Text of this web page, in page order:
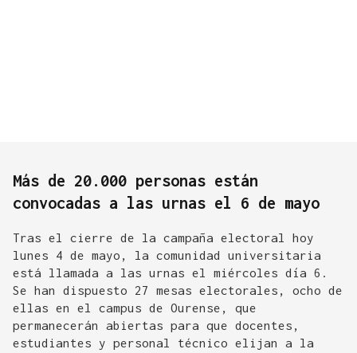
Más de 20.000 personas están
convocadas a las urnas el 6 de mayo
Tras el cierre de la campaña electoral hoy
lunes 4 de mayo, la comunidad universitaria
está llamada a las urnas el miércoles día 6.
Se han dispuesto 27 mesas electorales, ocho de
ellas en el campus de Ourense, que
permanecerán abiertas para que docentes,
estudiantes y personal técnico elijan a la